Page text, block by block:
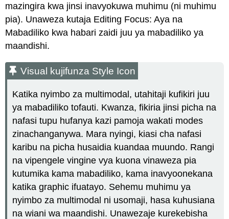
mazingira kwa jinsi inavyokuwa muhimu (ni muhimu
pia). Unaweza kutaja Editing Focus: Aya na
Mabadiliko kwa habari zaidi juu ya mabadiliko ya
maandishi.
Visual kujifunza Style Icon
Katika nyimbo za multimodal, utahitaji kufikiri juu
ya mabadiliko tofauti. Kwanza, fikiria jinsi picha na
nafasi tupu hufanya kazi pamoja wakati modes
zinachanganywa. Mara nyingi, kiasi cha nafasi
karibu na picha husaidia kuandaa muundo. Rangi
na vipengele vingine vya kuona vinaweza pia
kutumika kama mabadiliko, kama inavyoonekana
katika graphic ifuatayo. Sehemu muhimu ya
nyimbo za multimodal ni usomaji, hasa kuhusiana
na wiani wa maandishi. Unawezaje kurekebisha